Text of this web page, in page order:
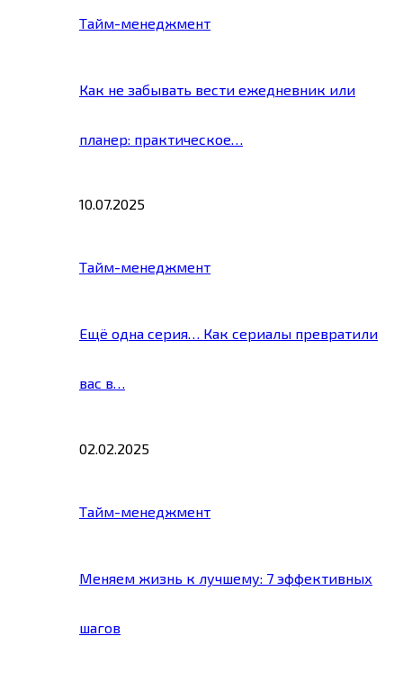
Тайм-менеджмент
Как не забывать вести ежедневник или
планер: практическое…
10.07.2025
Тайм-менеджмент
Ещё одна серия… Как сериалы превратили
вас в…
02.02.2025
Тайм-менеджмент
Меняем жизнь к лучшему: 7 эффективных
шагов